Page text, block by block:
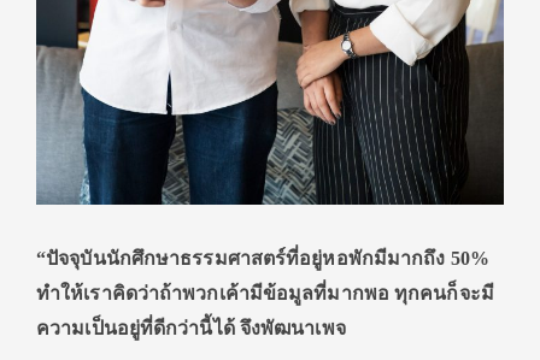
“ปัจจุบันนักศึกษาธรรมศาสตร์ที่อยู่หอพักมีมากถึง 50%
ทำให้เราคิดว่าถ้าพวกเค้ามีข้อมูลที่มากพอ ทุกคนก็จะมี
ความเป็นอยู่ที่ดีกว่านี้ได้ จึงพัฒนาเพจ